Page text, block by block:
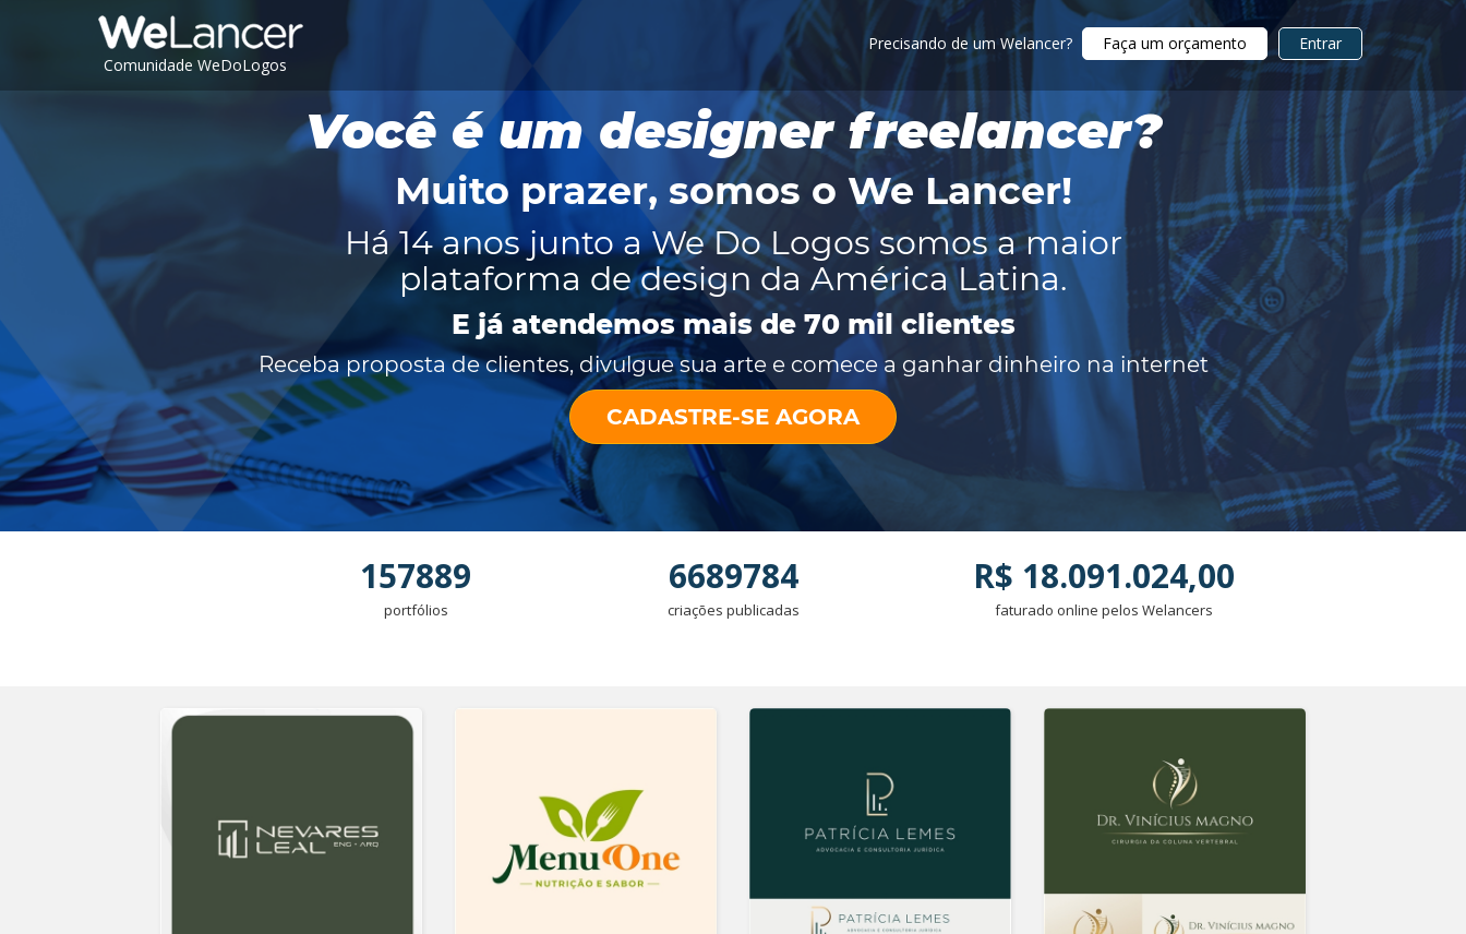
Comunidade WeDoLogos
Precisando de um Welancer? Faça um orçamento Entrar
Você é um designer freelancer?
Muito prazer, somos o We Lancer!
Há 14 anos junto a We Do Logos somos a maior
plataforma de design da América Latina.
E já atendemos mais de 70 mil clientes
Receba proposta de clientes, divulgue sua arte e comece a ganhar dinheiro na internet
CADASTRE-SE AGORA
157889
portfólios
6689784
criações publicadas
R$ 18.091.024,00
faturado online pelos Welancers